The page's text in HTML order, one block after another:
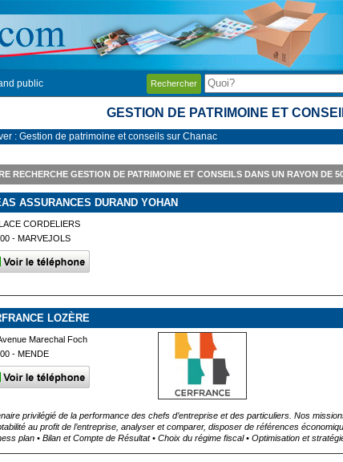
public Rechercher
GESTION DE PATRIMOINE ET
: Gestion de patrimoine et conseils sur Chanac
RECHERCHE GESTION DE PATRIMOINE ET CONSEILS DANS UN RAYON DE
ASSURANCES DURAND YOHAN
CORDELIERS
- MARVEJOLS
LOZÈRE
Marechal Foch
- MENDE
privilégié de la performance des chefs d’entreprise et des particuliers. Nos
au profit de l’entreprise, analyser et comparer, disposer de références
plan • Bilan et Compte de Résultat • Choix du régime fiscal • Optimisation et